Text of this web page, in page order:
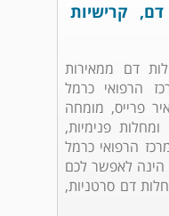
קרישיות
דם ממאירות
הרפואי כרמל
פרייס, מומחה
ומחלות פנימיות,
הרפואי כרמל
לאפשר לכם
דם סרטניות,